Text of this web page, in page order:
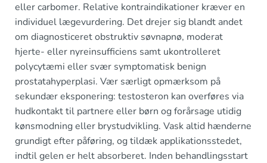
eller carbomer. Relative kontraindikationer kræver en
individuel lægevurdering. Det drejer sig blandt andet
om diagnosticeret obstruktiv søvnapnø, moderat
hjerte- eller nyreinsufficiens samt ukontrolleret
polycytæmi eller svær symptomatisk benign
prostatahyperplasi. Vær særligt opmærksom på
sekundær eksponering: testosteron kan overføres via
hudkontakt til partnere eller børn og forårsage utidig
kønsmodning eller brystudvikling. Vask altid hænderne
grundigt efter påføring, og tildæk applikationsstedet,
indtil gelen er helt absorberet. Inden behandlingsstart